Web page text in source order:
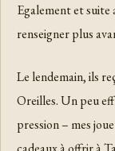
Egalement et suite
renseigner plus
Le lendemain, ils
Oreilles. Un peu
pression – mes